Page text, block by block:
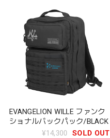
EVANGELION WILLE ファンク
ショナルバックパック/BLACK
¥14,300
SOLD OUT